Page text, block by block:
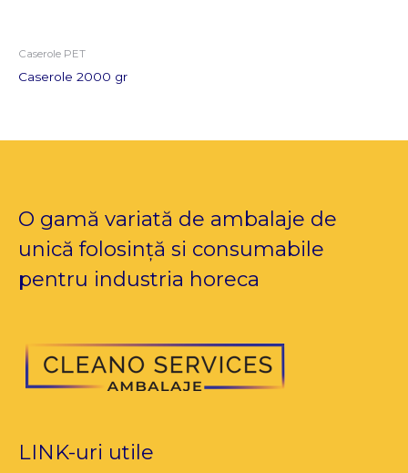
Caserole PET
Caserole 2000 gr
O gamă variată de ambalaje de
unică folosință si consumabile
pentru industria horeca
LINK-uri utile